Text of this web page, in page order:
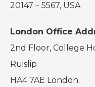
20147 – 5567, USA
London Office
2nd Floor, College
Ruislip
HA4 7AE London.